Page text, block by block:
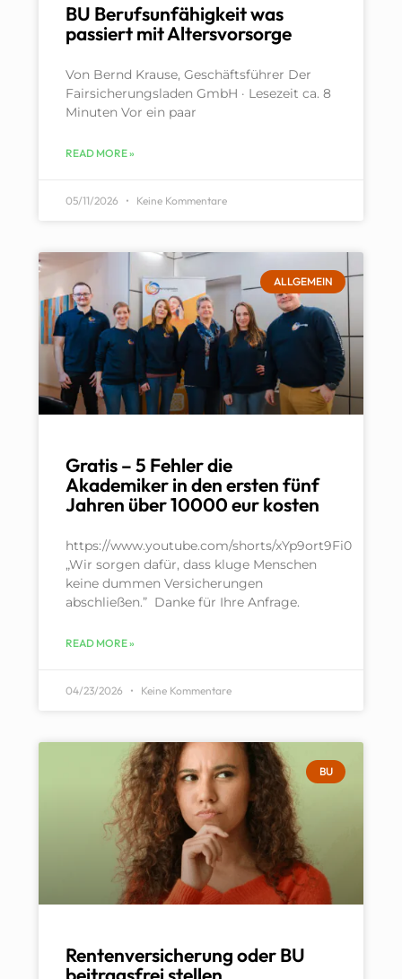
BU Berufsunfähigkeit was
passiert mit Altersvorsorge
Von Bernd Krause, Geschäftsführer Der
Fairsicherungsladen GmbH · Lesezeit ca. 8
Minuten Vor ein paar
READ MORE »
05/11/2026 Keine Kommentare
ALLGEMEIN
Gratis – 5 Fehler die
Akademiker in den ersten fünf
Jahren über 10000 eur kosten
https://www.youtube.com/shorts/xYp9ort9Fi0
„Wir sorgen dafür, dass kluge Menschen
keine dummen Versicherungen
abschließen.” Danke für Ihre Anfrage.
READ MORE »
04/23/2026 Keine Kommentare
BU
Rentenversicherung oder BU
beitragsfrei stellen